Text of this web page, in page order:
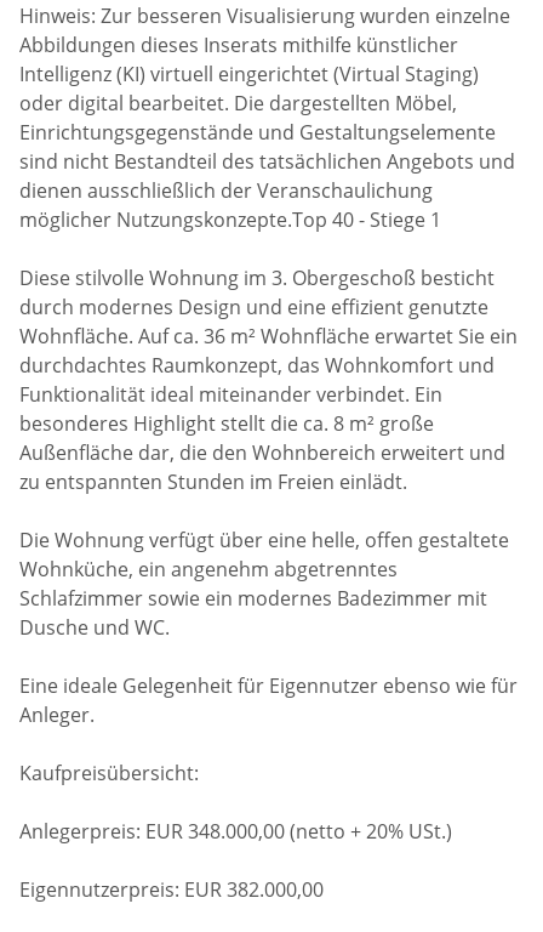
Hinweis: Zur besseren Visualisierung wurden einzelne
Abbildungen dieses Inserats mithilfe künstlicher
Intelligenz (KI) virtuell eingerichtet (Virtual Staging)
oder digital bearbeitet. Die dargestellten Möbel,
Einrichtungsgegenstände und Gestaltungselemente
sind nicht Bestandteil des tatsächlichen Angebots und
dienen ausschließlich der Veranschaulichung
möglicher Nutzungskonzepte.Top 40 - Stiege 1
Diese stilvolle Wohnung im 3. Obergeschoß besticht
durch modernes Design und eine effizient genutzte
Wohnfläche. Auf ca. 36 m² Wohnfläche erwartet Sie ein
durchdachtes Raumkonzept, das Wohnkomfort und
Funktionalität ideal miteinander verbindet. Ein
besonderes Highlight stellt die ca. 8 m² große
Außenfläche dar, die den Wohnbereich erweitert und
zu entspannten Stunden im Freien einlädt.
Die Wohnung verfügt über eine helle, offen gestaltete
Wohnküche, ein angenehm abgetrenntes
Schlafzimmer sowie ein modernes Badezimmer mit
Dusche und WC.
Eine ideale Gelegenheit für Eigennutzer ebenso wie für
Anleger.
Kaufpreisübersicht:
Anlegerpreis: EUR 348.000,00 (netto + 20% USt.)
Eigennutzerpreis: EUR 382.000,00